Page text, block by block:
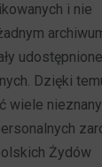
i nie
Dzięki
wiele
Żydów